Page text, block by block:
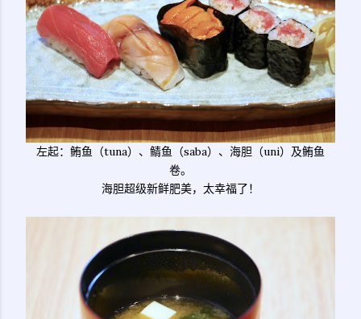
左起：鲔鱼（tuna）、鲭鱼（saba）、海胆（uni）及鲔鱼
卷。
海胆超级新鲜肥美，太幸福了！